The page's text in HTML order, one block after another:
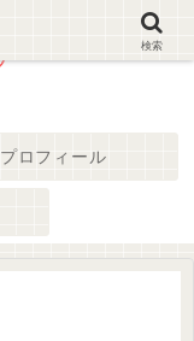
プロフィール
検索